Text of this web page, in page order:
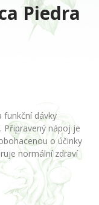
Piedra
funkční dávky
Připravený nápoj je
o účinky
normální zdraví